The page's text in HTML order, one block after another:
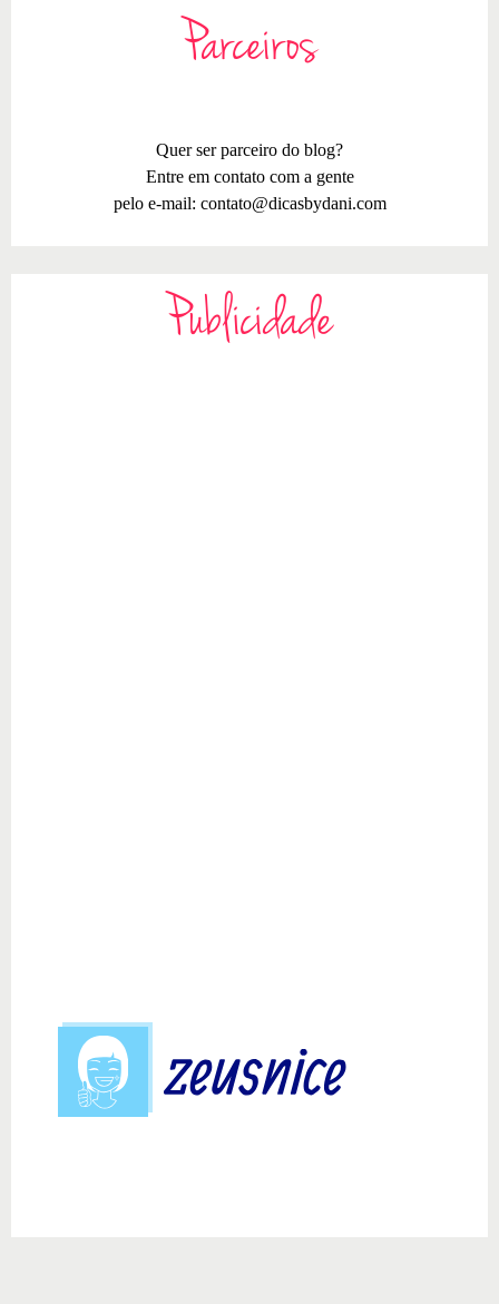
Parceiros
Quer ser parceiro do blog?
Entre em contato com a gente
pelo e-mail: contato@dicasbydani.com
Publicidade